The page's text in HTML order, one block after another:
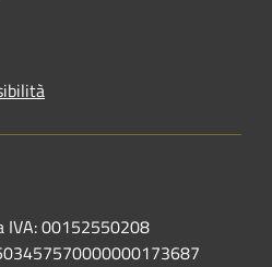
IVA: 00152550208